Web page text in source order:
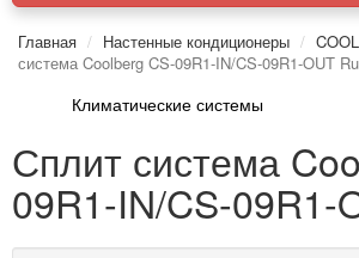
Главная Настенные кондиционеры
система Coolberg CS-09R1-IN/CS-09R1-OUT
Климатические системы
Сплит система
09R1-IN/CS-09R1-